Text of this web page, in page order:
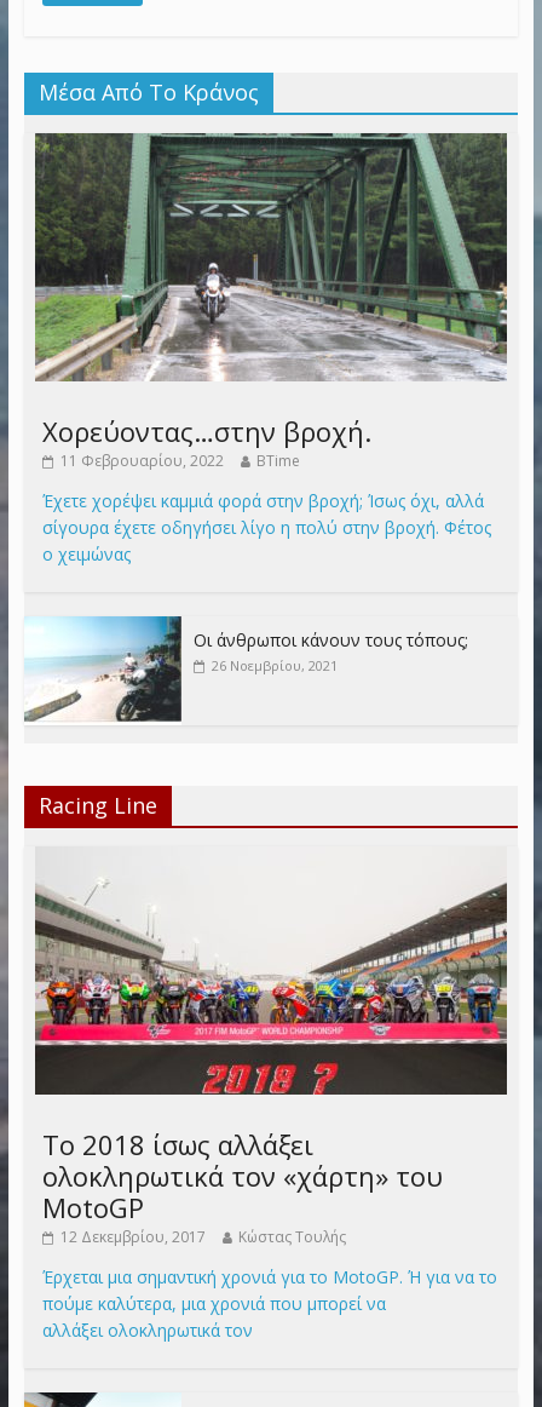
Μέσα Από Το Κράνος
Χορεύοντας…στην βροχή.
11 Φεβρουαρίου, 2022 BTime
Έχετε χορέψει καμμιά φορά στην βροχή; Ίσως όχι, αλλά
σίγουρα έχετε οδηγήσει λίγο η πολύ στην βροχή. Φέτος
ο χειμώνας
Οι άνθρωποι κάνουν τους τόπους;
26 Νοεμβρίου, 2021
Racing Line
Το 2018 ίσως αλλάξει
ολοκληρωτικά τον «χάρτη» του
MotoGP
12 Δεκεμβρίου, 2017 Κώστας Τουλής
Έρχεται μια σημαντική χρονιά για το MotoGP. Ή για να το
πούμε καλύτερα, μια χρονιά που μπορεί να
αλλάξει ολοκληρωτικά τον